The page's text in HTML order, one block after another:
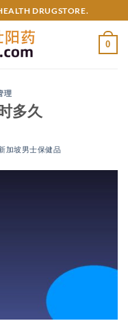
DRUGSTORE.
0
理
多久
加坡男士保健品